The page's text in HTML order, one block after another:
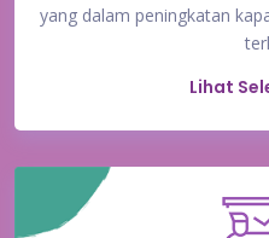
yang dalam peningkatan
Lihat